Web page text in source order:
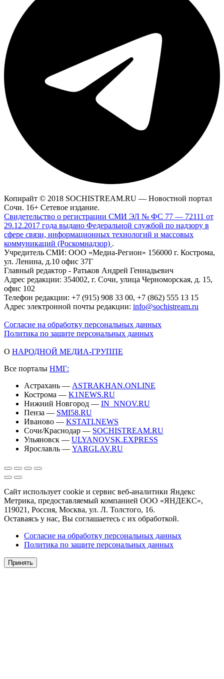
Копирайт © 2018 SOCHISTREAM.RU — Новостной портал
Сочи. 16+ Сетевое издание.
Свидетельство о регистрации СМИ ЭЛ № ФС 77 — 72111 от
29.12.2017 года выдано Федеральной службой по надзору в
сфере связи, информационных технологий и массовых
коммуникаций (Роскомнадзор) .
Учредитель СМИ: ООО «Медиа-Регион» 156000 г. Кострома,
ул. Ленина, д.10 офис 37Г
Главный редактор - Ратьков Андрей Геннадьевич
Адрес редакции: 354002, г. Сочи, улица Черноморская, д. 15,
офис 102
Телефон редакции: +7 (915) 908 33 00, +7 (862) 555 13 15
Адрес электронной почты редакции: info@sochistream.ru
Согласие на обработку персональных данных
Политика по защите персональных данных
О НАРОДНОЙ МЕДИА-ГРУППЕ
Все порталы НМГ:
Астрахань — ASTRAKHAN.ONLINE
Кострома — K1NEWS.RU
Нижний Новгород — IN_NNOV.RU
Пенза — SMI58.RU
Иваново — KSTATI.NEWS
Сочи/Краснодар — SOCHISTREAM.RU
Ульяновск — ULYANOVSK.EXPRESS
Ярославль — YARGLAV.RU
Сайт использует cookie и сервис веб-аналитики Яндекс
Метрика, предоставляемый компанией ООО «ЯНДЕКС»,
119021, Россия, Москва, ул. Л. Толстого, 16.
Оставаясь у нас, Вы соглашаетесь с их обработкой.
Согласие на обработку персональных данных
Политика по защите персональных данных
Принять